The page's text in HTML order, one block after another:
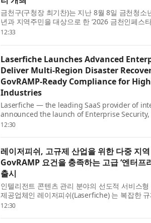
금천구(구청장 최기찬)는 지난 8월 8일 금천청소
년과 지역주민을 대상으로 한 ‘2026 금천인페스
세계여행은 처음이지?’를 성황리에 개최했다고
12:33
Laserfiche Launches Advanced
Deliver Multi-Region Disaster
GovRAMP-Ready Compliance for
Industries
Laserfiche — the leading SaaS provider of
announced the launch of Enterprise
enhancements designed for organizations
12:30
레이저피쉬, 고규제 산업을 위한 다중 지
GovRAMP 요건을 충족하는 고급 ‘엔터프
출시
인텔리전트 콘텐츠 관리 분야의 선도적 서비스형
제공업체인 레이저피쉬(Laserfiche) 는 복잡한
는 조직을 위해 설계된 고급 보안 강화 제품군인
12:30